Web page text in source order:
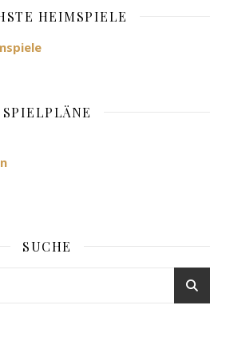
HEIMSPIELE
SPIELPLÄNE
SUCHE